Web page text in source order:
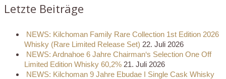
Letzte Beiträge
NEWS: Kilchoman Family Rare Collection 1st Edition 2026
Whisky (Rare Limited Release Set) 22. Juli 2026
NEWS: Ardnahoe 6 Jahre Chairman‘s Selection One Off
Limited Edition Whisky 60,2% 21. Juli 2026
NEWS: Kilchoman 9 Jahre Ebudae I Single Cask Whisky